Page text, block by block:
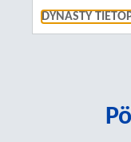
DYNASTY